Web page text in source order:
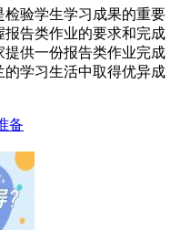
验学生学习成果的重要
告类作业的要求和完成
供一份报告类作业完成
学习生活中取得优异成
备